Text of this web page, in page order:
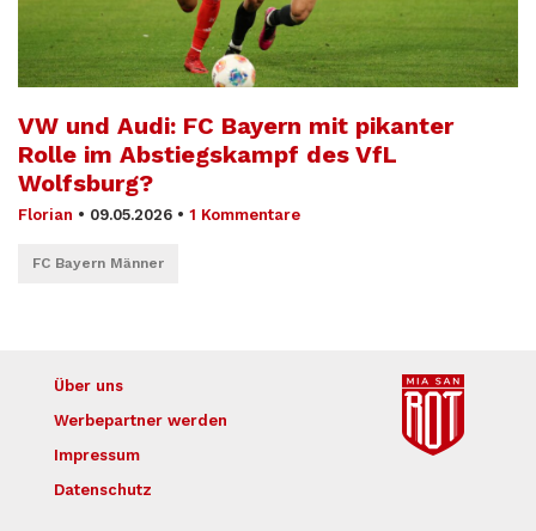
VW und Audi: FC Bayern mit pikanter
Rolle im Abstiegskampf des VfL
Wolfsburg?
Florian • 09.05.2026 • 1 Kommentare
FC Bayern Männer
Über uns
Werbepartner werden
Impressum
Datenschutz